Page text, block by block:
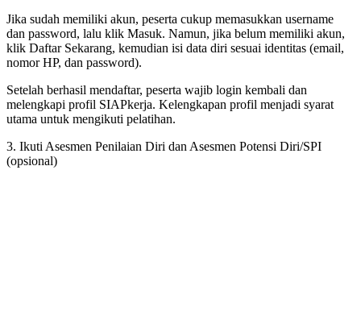
Jika sudah memiliki akun, peserta cukup memasukkan username
dan password, lalu klik Masuk. Namun, jika belum memiliki akun,
klik Daftar Sekarang, kemudian isi data diri sesuai identitas (email,
nomor HP, dan password).
Setelah berhasil mendaftar, peserta wajib login kembali dan
melengkapi profil SIAPkerja. Kelengkapan profil menjadi syarat
utama untuk mengikuti pelatihan.
3. Ikuti Asesmen Penilaian Diri dan Asesmen Potensi Diri/SPI
(opsional)